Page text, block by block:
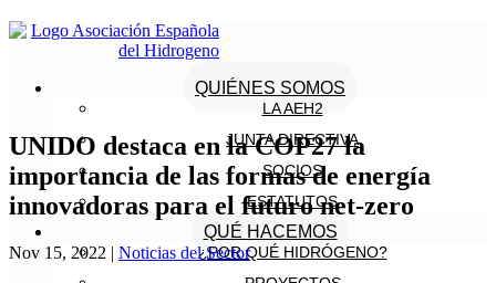
QUIÉNES SOMOS
LA AEH2
JUNTA DIRECTIVA
SOCIOS
ESTATUTOS
QUÉ HACEMOS
¿POR QUÉ HIDRÓGENO?
UNIDO destaca en la COP27 la
importancia de las formas de energía
innovadoras para el futuro net-zero
Nov 15, 2022 | Noticias del Sector